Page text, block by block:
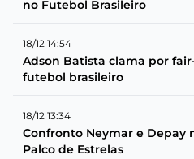
no Futebol Brasileiro
18/12 14:54
Adson Batista clama por
futebol brasileiro
18/12 13:34
Confronto Neymar e Depay
Palco de Estrelas